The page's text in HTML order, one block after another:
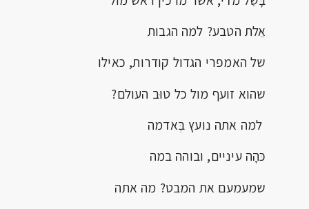
אֵלת הטבע? למה הגבות
של האמפרי הגדול קודרות, כאילו
שהוא זועף מול כל טוּב העולם?
למה אתה נועץ בְּאדמה
כּהָה עיניים, ובוהה במה
שמעמעם את המבט? מה אתה